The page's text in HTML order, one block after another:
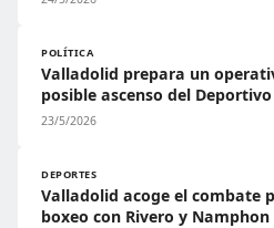
POLÍTICA
Valladolid prepara un
posible ascenso del Deportivo
23/5/2026
DEPORTES
Valladolid acoge el combate
boxeo con Rivero y Namphon